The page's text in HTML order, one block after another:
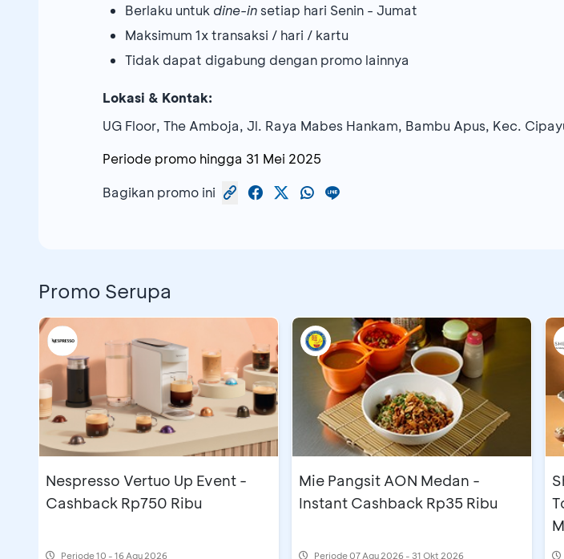
Berlaku untuk dine-in setiap hari Senin - Jumat
Maksimum 1x transaksi / hari / kartu
Tidak dapat digabung dengan promo lainnya
Lokasi & Kontak:
UG Floor, The Amboja, Jl. Raya Mabes Hankam, Bambu Apus, Kec.
Periode promo hingga 31 Mei 2025
Bagikan promo ini
Promo Serupa
Nespresso Vertuo Up Event -
Cashback Rp750 Ribu
Periode10 - 16 Agu 2026
Mie Pangsit AON Medan -
Instant Cashback Rp35 Ribu
Periode07 Agu 2026 - 31 Okt 2026